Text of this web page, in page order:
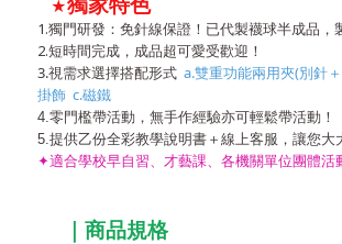
★獨家特色
1.獨門研發：免針線保證！已代製襪球半成品，
2.短時間完成，成品超可愛受歡迎！
3.視需求選擇搭配形式 a.雙重功能兩用夾(別針
掛飾 c.磁鐵
4.零門檻帶活動，無手作經驗亦可輕鬆帶活動！
5.提供乙份全彩教學說明書＋線上客服，讓您大
✦適合學校早自習、才藝課、各機關單位團體活
｜商品規格